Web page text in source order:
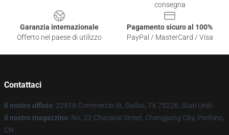
consegna
Garanzia internazionale
Offerto nel paese di utilizzo
Pagamento sicuro al 100%
PayPal / MasterCard / Visa
Contattaci
Il nostro ufficio: 22919 Commercio St, Dallas, TX 75226, Stati Uniti
Il nostro magazzino: No. 22 Chaowai Street, Chengjiang City, Pechino,
CN